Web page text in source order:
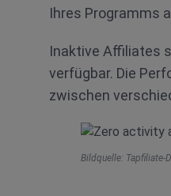
Ihres Programms
Inaktive Affiliates
verfügbar. Die
zwischen
Bildquelle: Tapfiliate-